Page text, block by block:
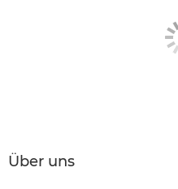
Über uns